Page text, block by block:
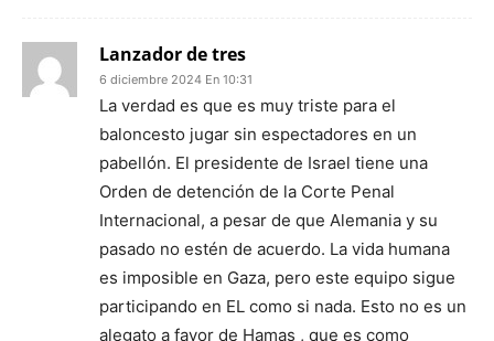
Lanzador de tres
6 diciembre 2024 En 10:31
La verdad es que es muy triste para el
baloncesto jugar sin espectadores en un
pabellón. El presidente de Israel tiene una
Orden de detención de la Corte Penal
Internacional, a pesar de que Alemania y su
pasado no estén de acuerdo. La vida humana
es imposible en Gaza, pero este equipo sigue
participando en EL como si nada. Esto no es un
alegato a favor de Hamas , que es como